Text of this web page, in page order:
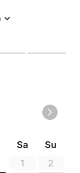
Sa
Su
1
2